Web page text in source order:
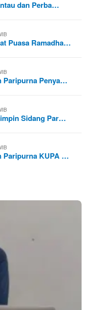
dan Perba…
Puasa Ramadha…
Paripurna Penya…
Sidang Par…
Paripurna KUPA …